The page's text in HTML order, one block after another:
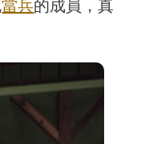
當兵的成員，真